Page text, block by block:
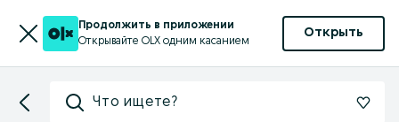
Продолжить в приложении
Открывайте OLX одним касанием
Открыть
Что ищете?